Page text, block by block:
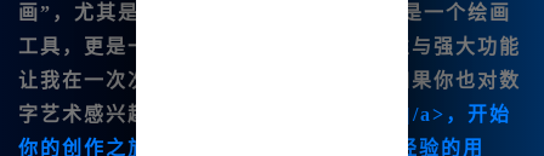
画”，尤其是对于国内用户而言。这不仅是一个绘画
工具，更是一个创意的源泉。它的便捷性与强大功能
让我在一次次创作中获得乐趣与满足。如果你也对数
字艺术感兴趣，欢迎访问
www.bzu.cn<|/a>，开始
你的创作之旅吧！无论你是新|手还是有经验的用